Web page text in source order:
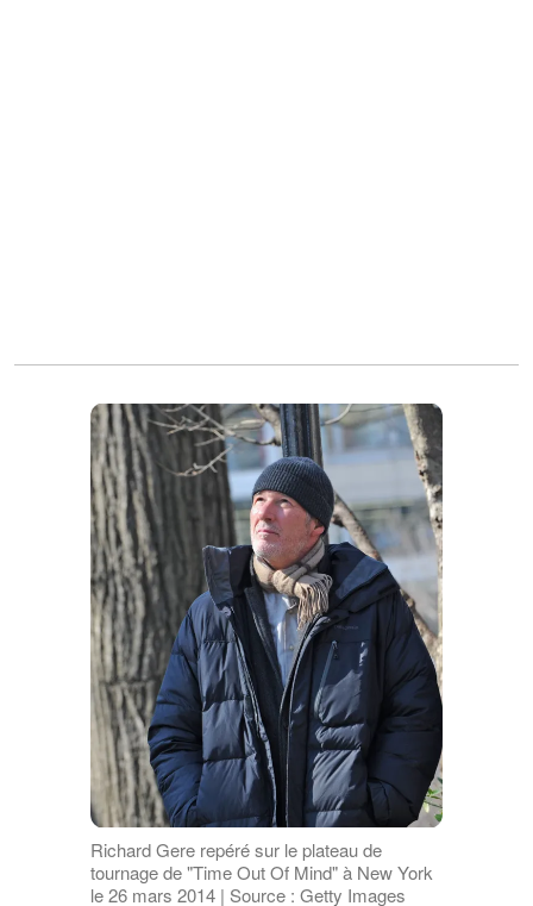
Richard Gere repéré sur le plateau de
tournage de "Time Out Of Mind" à New York
le 26 mars 2014 | Source : Getty Images